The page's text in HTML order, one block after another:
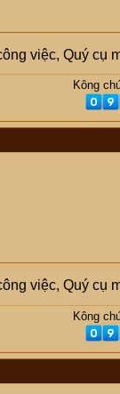
việc, Quý cụ
Kông
việc, Quý cụ
Kông